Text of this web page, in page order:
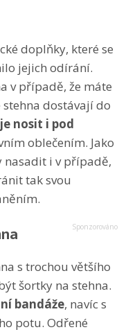
doplňky, které se
jejich odírání.
v případě, že máte
stehna dostávají do
nosit i pod
oblečením. Jako
nasadit i v případě,
tak svou
s trochou většího
šortky na stehna.
bandáže, navíc s
potu. Odřené